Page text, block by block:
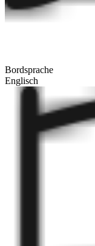
Bordsprache
Englisch